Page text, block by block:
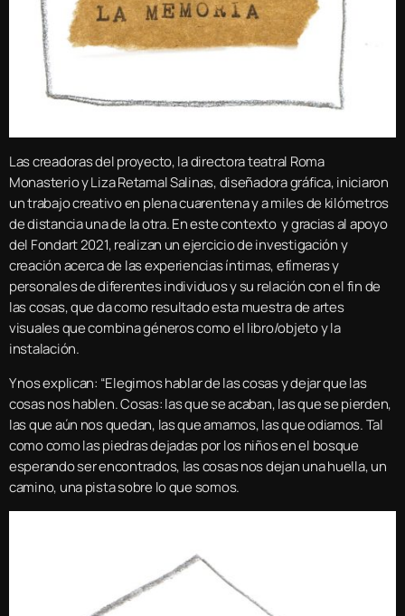
Las creadoras del proyecto, la directora teatral Roma
Monasterio y Liza Retamal Salinas, diseñadora gráfica, iniciaron
un trabajo creativo en plena cuarentena y a miles de kilómetros
de distancia una de la otra. En este contexto y gracias al apoyo
del Fondart 2021, realizan un ejercicio de investigación y
creación acerca de las experiencias íntimas, efímeras y
personales de diferentes individuos y su relación con el fin de
las cosas, que da como resultado esta muestra de artes
visuales que combina géneros como el libro/objeto y la
instalación.
Y nos explican: “Elegimos hablar de las cosas y dejar que las
cosas nos hablen. Cosas: las que se acaban, las que se pierden,
las que aún nos quedan, las que amamos, las que odiamos. Tal
como como las piedras dejadas por los niños en el bosque
esperando ser encontrados, las cosas nos dejan una huella, un
camino, una pista sobre lo que somos.